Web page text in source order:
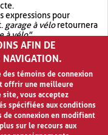
expressions pour
garage à véloretournera
à vélo".
OR.garage OR vélo
quegarage à vélo
AFIN DE
NAVIGATION.
témoins de connexion
offrir une meilleure
site, vous acceptez
spécifiées aux conditions
de connexion en modifiant
sur le recours aux